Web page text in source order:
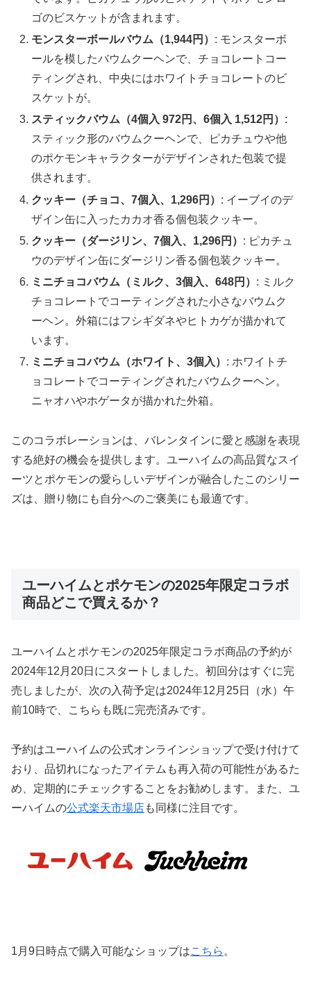
ゴのビスケットが含まれます。
モンスターボールバウム（1,944円） : モンスターボ
ールを模したバウムクーヘンで、チョコレートコー
ティングされ、中央にはホワイトチョコレートのビ
スケットが。
スティックバウム（4個入 972円、6個入 1,512円） :
スティック形のバウムクーヘンで、ピカチュウや他
のポケモンキャラクターがデザインされた包装で提
供されます。
クッキー（チョコ、7個入、1,296円） : イーブイのデ
ザイン缶に入ったカカオ香る個包装クッキー。
クッキー（ダージリン、7個入、1,296円） : ピカチュ
ウのデザイン缶にダージリン香る個包装クッキー。
ミニチョコバウム（ミルク、3個入、648円） : ミルク
チョコレートでコーティングされた小さなバウムク
ーヘン。外箱にはフシギダネやヒトカゲが描かれて
います。
ミニチョコバウム（ホワイト、3個入） : ホワイトチ
ョコレートでコーティングされたバウムクーヘン。
ニャオハやホゲータが描かれた外箱。
このコラボレーションは、バレンタインに愛と感謝を表現
する絶好の機会を提供します。ユーハイムの高品質なスイ
ーツとポケモンの愛らしいデザインが融合したこのシリー
ズは、贈り物にも自分へのご褒美にも最適です。
ユーハイムとポケモンの2025年限定コラボ
商品どこで買えるか？
ユーハイムとポケモンの2025年限定コラボ商品の予約が
2024年12月20日にスタートしました。初回分はすぐに完
売しましたが、次の入荷予定は2024年12月25日（水）午
前10時で、こちらも既に完売済みです。
予約はユーハイムの公式オンラインショップで受け付けて
おり、品切れになったアイテムも再入荷の可能性があるた
め、定期的にチェックすることをお勧めします。また、ユ
ーハイムの公式楽天市場店も同様に注目です。
1月9日時点で購入可能なショップはこちら 。